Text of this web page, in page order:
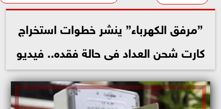
”مرفق الكهرباء” ينشر خطوات استخراج
كارت شحن العداد فى حالة فقده.. فيديو